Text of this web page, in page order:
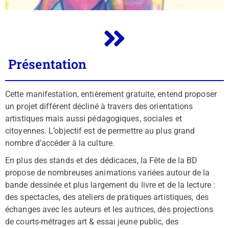
Présentation
Cette manifestation, entièrement gratuite, entend proposer
un projet différent décliné à travers des orientations
artistiques mais aussi pédagogiques, sociales et
citoyennes. L’objectif est de permettre au plus grand
nombre d’accéder à la culture.
En plus des stands et des dédicaces, la Fête de la BD
propose de nombreuses animations variées autour de la
bande dessinée et plus largement du livre et de la lecture :
des spectacles, des ateliers de pratiques artistiques, des
échanges avec les auteurs et les autrices, des projections
de courts-métrages art & essai jeune public, des